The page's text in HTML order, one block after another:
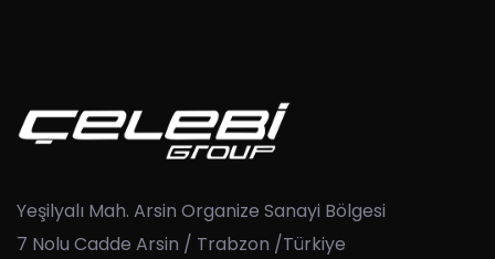
7
5
6
54
Yeşilyalı Mah. Arsin Organize Sanayi Bölgesi
7 Nolu Cadde Arsin / Trabzon /Türkiye